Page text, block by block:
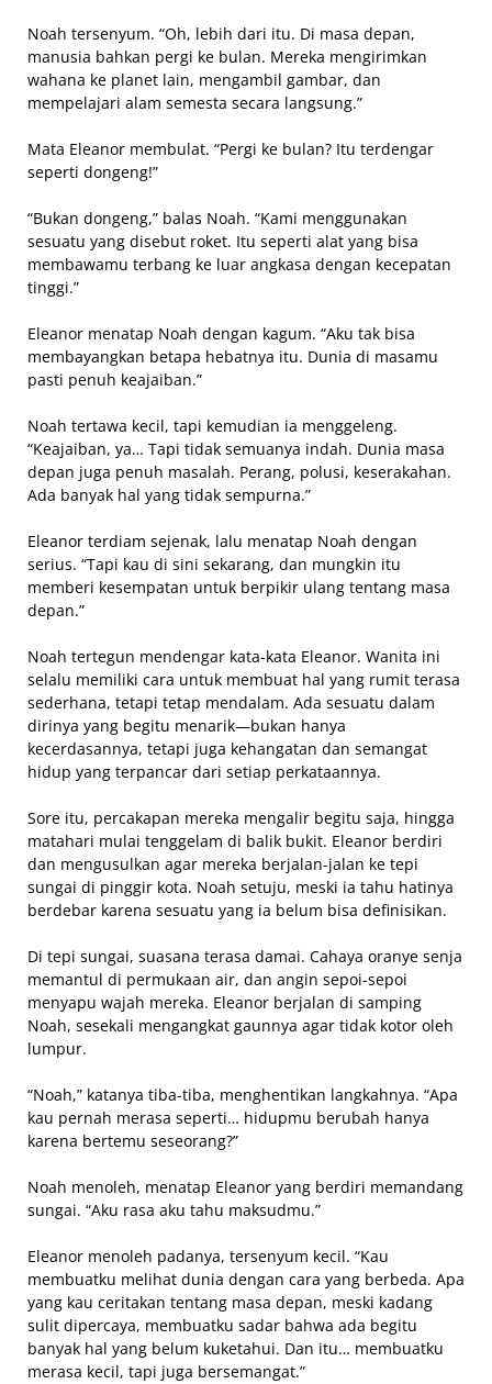
Noah tersenyum. “Oh, lebih dari itu. Di masa depan,
manusia bahkan pergi ke bulan. Mereka mengirimkan
wahana ke planet lain, mengambil gambar, dan
mempelajari alam semesta secara langsung.”
Mata Eleanor membulat. “Pergi ke bulan? Itu terdengar
seperti dongeng!”
“Bukan dongeng,” balas Noah. “Kami menggunakan
sesuatu yang disebut roket. Itu seperti alat yang bisa
membawamu terbang ke luar angkasa dengan kecepatan
tinggi.”
Eleanor menatap Noah dengan kagum. “Aku tak bisa
membayangkan betapa hebatnya itu. Dunia di masamu
pasti penuh keajaiban.”
Noah tertawa kecil, tapi kemudian ia menggeleng.
“Keajaiban, ya… Tapi tidak semuanya indah. Dunia masa
depan juga penuh masalah. Perang, polusi, keserakahan.
Ada banyak hal yang tidak sempurna.”
Eleanor terdiam sejenak, lalu menatap Noah dengan
serius. “Tapi kau di sini sekarang, dan mungkin itu
memberi kesempatan untuk berpikir ulang tentang masa
depan.”
Noah tertegun mendengar kata-kata Eleanor. Wanita ini
selalu memiliki cara untuk membuat hal yang rumit terasa
sederhana, tetapi tetap mendalam. Ada sesuatu dalam
dirinya yang begitu menarik—bukan hanya
kecerdasannya, tetapi juga kehangatan dan semangat
hidup yang terpancar dari setiap perkataannya.
Sore itu, percakapan mereka mengalir begitu saja, hingga
matahari mulai tenggelam di balik bukit. Eleanor berdiri
dan mengusulkan agar mereka berjalan-jalan ke tepi
sungai di pinggir kota. Noah setuju, meski ia tahu hatinya
berdebar karena sesuatu yang ia belum bisa definisikan.
Di tepi sungai, suasana terasa damai. Cahaya oranye senja
memantul di permukaan air, dan angin sepoi-sepoi
menyapu wajah mereka. Eleanor berjalan di samping
Noah, sesekali mengangkat gaunnya agar tidak kotor oleh
lumpur.
“Noah,” katanya tiba-tiba, menghentikan langkahnya. “Apa
kau pernah merasa seperti… hidupmu berubah hanya
karena bertemu seseorang?”
Noah menoleh, menatap Eleanor yang berdiri memandang
sungai. “Aku rasa aku tahu maksudmu.”
Eleanor menoleh padanya, tersenyum kecil. “Kau
membuatku melihat dunia dengan cara yang berbeda. Apa
yang kau ceritakan tentang masa depan, meski kadang
sulit dipercaya, membuatku sadar bahwa ada begitu
banyak hal yang belum kuketahui. Dan itu… membuatku
merasa kecil, tapi juga bersemangat.”